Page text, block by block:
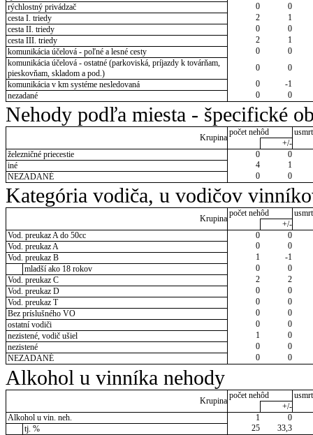
rýchlostný privádzač
0
0
cesta I. triedy
2
1
cesta II. triedy
0
0
cesta III. triedy
2
1
komunikácia účelová - poľné a lesné cesty
0
0
komunikácia účelová - ostatné (parkoviská, príjazdy k továrňam,
pieskovňam, skladom a pod.)
0
0
komunikácia v km systéme nesledovaná
0
-1
nezadané
0 0
Nehody podľa miesta - špecifické
Krupina
počet nehôd
+/-
železničné priecestie
0
0
iné
4
1
NEZADANÉ
0 0
Kategória vodiča, u vodičov
Krupina
počet nehôd
+/-
Vod. preukaz A do 50cc
0
0
Vod. preukaz A
0
0
Vod. preukaz B
1
-1
mladší ako 18 rokov
0
0
Vod. preukaz C
2
2
Vod. preukaz D
0
0
Vod. preukaz T
0
0
Bez príslušného VO
0
0
ostatní vodiči
0
0
nezistené, vodič ušiel
1
0
nezistené
0
0
NEZADANÉ
0 0
Alkohol u vinníka nehody
Krupina
počet nehôd
+/-
Alkohol u vin. neh.
1
0
tj. %
25 33,3